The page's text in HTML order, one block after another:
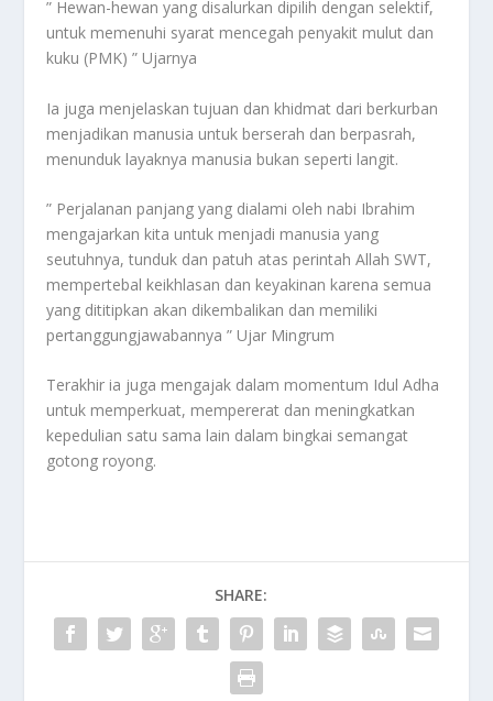
” Hewan-hewan yang disalurkan dipilih dengan selektif,
untuk memenuhi syarat mencegah penyakit mulut dan
kuku (PMK) ” Ujarnya
Ia juga menjelaskan tujuan dan khidmat dari berkurban
menjadikan manusia untuk berserah dan berpasrah,
menunduk layaknya manusia bukan seperti langit.
” Perjalanan panjang yang dialami oleh nabi Ibrahim
mengajarkan kita untuk menjadi manusia yang
seutuhnya, tunduk dan patuh atas perintah Allah SWT,
mempertebal keikhlasan dan keyakinan karena semua
yang dititipkan akan dikembalikan dan memiliki
pertanggungjawabannya ” Ujar Mingrum
Terakhir ia juga mengajak dalam momentum Idul Adha
untuk memperkuat, mempererat dan meningkatkan
kepedulian satu sama lain dalam bingkai semangat
gotong royong.
SHARE: